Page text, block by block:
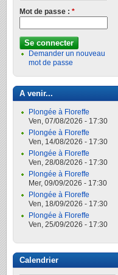
Mot de passe : *
Demander un nouveau
mot de passe
A venir...
Plongée à Floreffe
Ven, 07/08/2026 - 17:30
Plongée à Floreffe
Ven, 14/08/2026 - 17:30
Plongée à Floreffe
Ven, 28/08/2026 - 17:30
Plongée à Floreffe
Mer, 09/09/2026 - 17:30
Plongée à Floreffe
Ven, 18/09/2026 - 17:30
Plongée à Floreffe
Ven, 25/09/2026 - 17:30
Calendrier